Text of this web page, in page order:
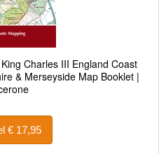
Charles III England Coast
& Merseyside Map Booklet |
Bestel € 17,95